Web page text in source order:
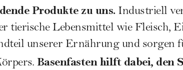
Produkte zu uns.Industriell
tierische Lebensmittel wie Fleisch,
unserer Ernährungund sorgen
Basenfasten hilft dabei, den